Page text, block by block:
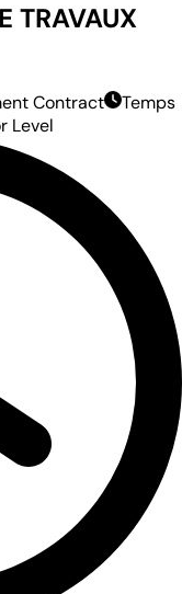
TRAVAUX
Contract
Temps
Level